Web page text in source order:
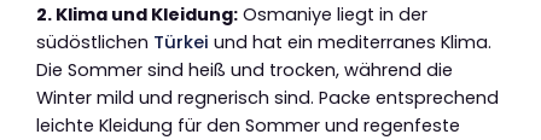
2. Klima und Kleidung: Osmaniye liegt in der
südöstlichen Türkei und hat ein mediterranes Klima.
Die Sommer sind heiß und trocken, während die
Winter mild und regnerisch sind. Packe entsprechend
leichte Kleidung für den Sommer und regenfeste